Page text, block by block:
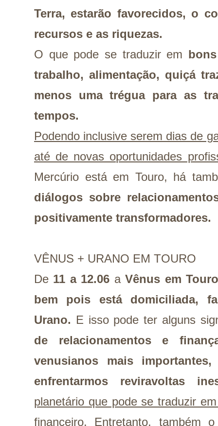
Terra, estarão favorecidos, o
recursos e as riquezas.
O que pode se traduzir em
trabalho, alimentação, quiçá
menos uma trégua para as
tempos.
Podendo inclusive serem dias de
até de novas oportunidades
Mercúrio está em Touro, há
diálogos sobre
positivamente transformadores.
VÊNUS + URANO EM TOURO
De 11 a 12.06 aVênus em
bem pois está domiciliada,
Urano. E isso pode ter alguns
de relacionamentos e
venusianos mais
enfrentarmos reviravoltas
planetário que pode se traduzir
financeiro. Entretanto, também